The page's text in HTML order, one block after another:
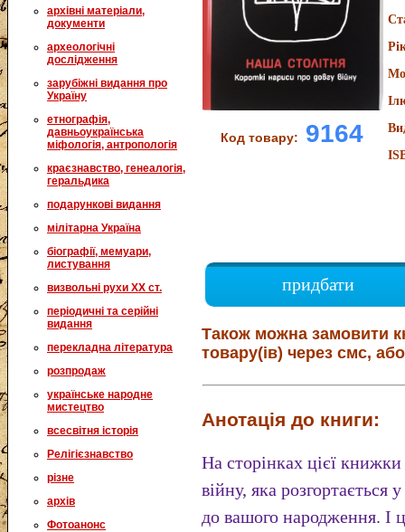
архівні матеріали,
документи
археологічні
дослідження
зарубіжні видання про
Україну
етнографія,
давньоукраїнська
міфологія, антропологія
краєзнавство, генеалогія,
геральдика
подарункові видання
мілітарна Україна
біографії, мемуари,
листування
визвольні рухи XX ст.
періодичні та серійні
видання
перекладна література
розпродаж
українське народне
мистецтво
всесвітня історія
Релігієзнавство
різне
архів
Фотоанонс
Код товару: 9164
придбати
Також можна замовити
товару(ів) через смс,
Анотація до книги:
На сторінках цієї
війну, яка розгортається
до вашого народження. І